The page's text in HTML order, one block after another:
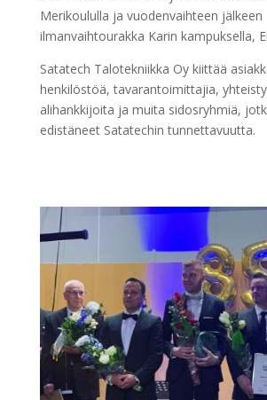
Merikoululla ja vuodenvaihteen jälkeen
ilmanvaihtourakka Karin kampuksella,
Satatech Talotekniikka Oy kiittää
henkilöstöä, tavarantoimittajia,
alihankkijoita ja muita sidosryhmiä,
edistäneet Satatechin tunnettavuutta.